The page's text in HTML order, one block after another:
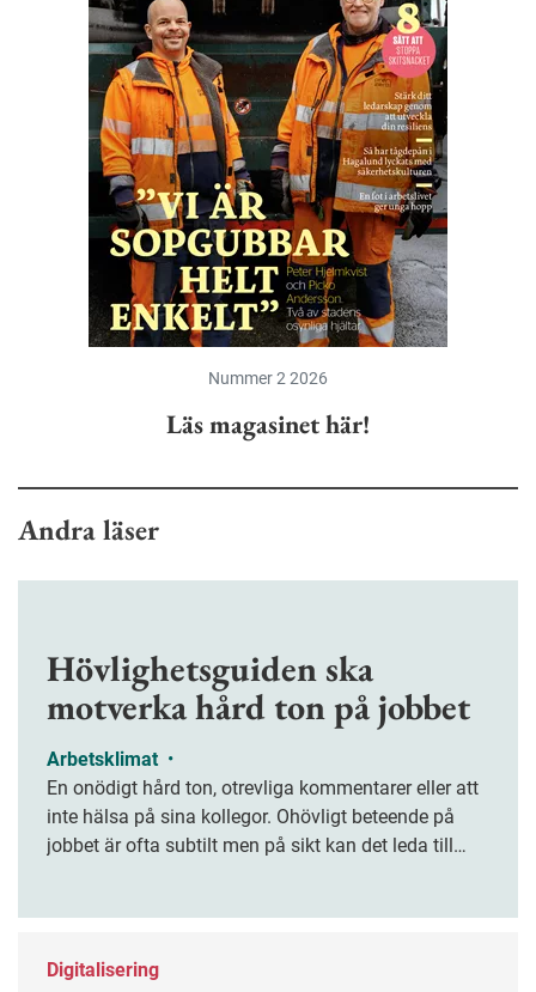
Nummer 2 2026
Läs magasinet här!
Andra läser
Hövlighetsguiden ska
motverka hård ton på jobbet
Arbetsklimat •
En onödigt hård ton, otrevliga kommentarer eller att
inte hälsa på sina kollegor. Ohövligt beteende på
jobbet är ofta subtilt men på sikt kan det leda till
Digitalisering